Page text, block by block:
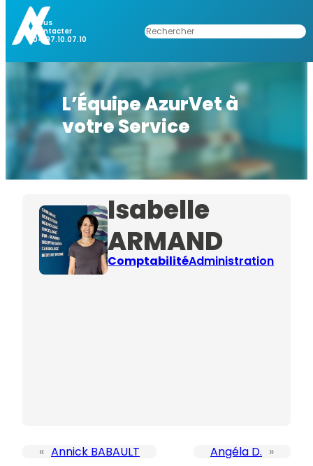
Nous
Contacter
04.97.10.07.10
Rechercher
L’Équipe AzurVet à
votre Service
Isabelle
ARMAND
ComptabilitéAdministration
« Annick BABAULT Angéla D. »